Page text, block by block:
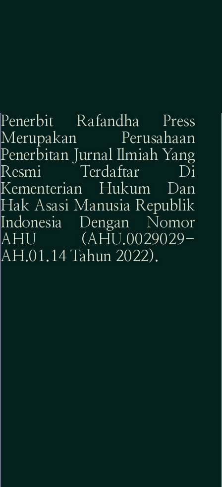
Penerbit Rafandha Press
Merupakan Perusahaan
Penerbitan Jurnal Ilmiah Yang
Resmi Terdaftar Di
Kementerian Hukum Dan
Hak Asasi Manusia Republik
Indonesia Dengan Nomor
AHU (AHU.0029029-
AH.01.14 Tahun 2022).